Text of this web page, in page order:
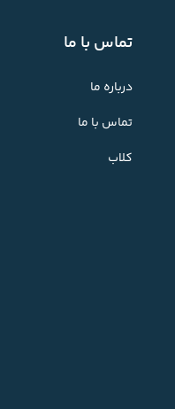
تماس با ما
درباره ما
تماس با ما
کلاب